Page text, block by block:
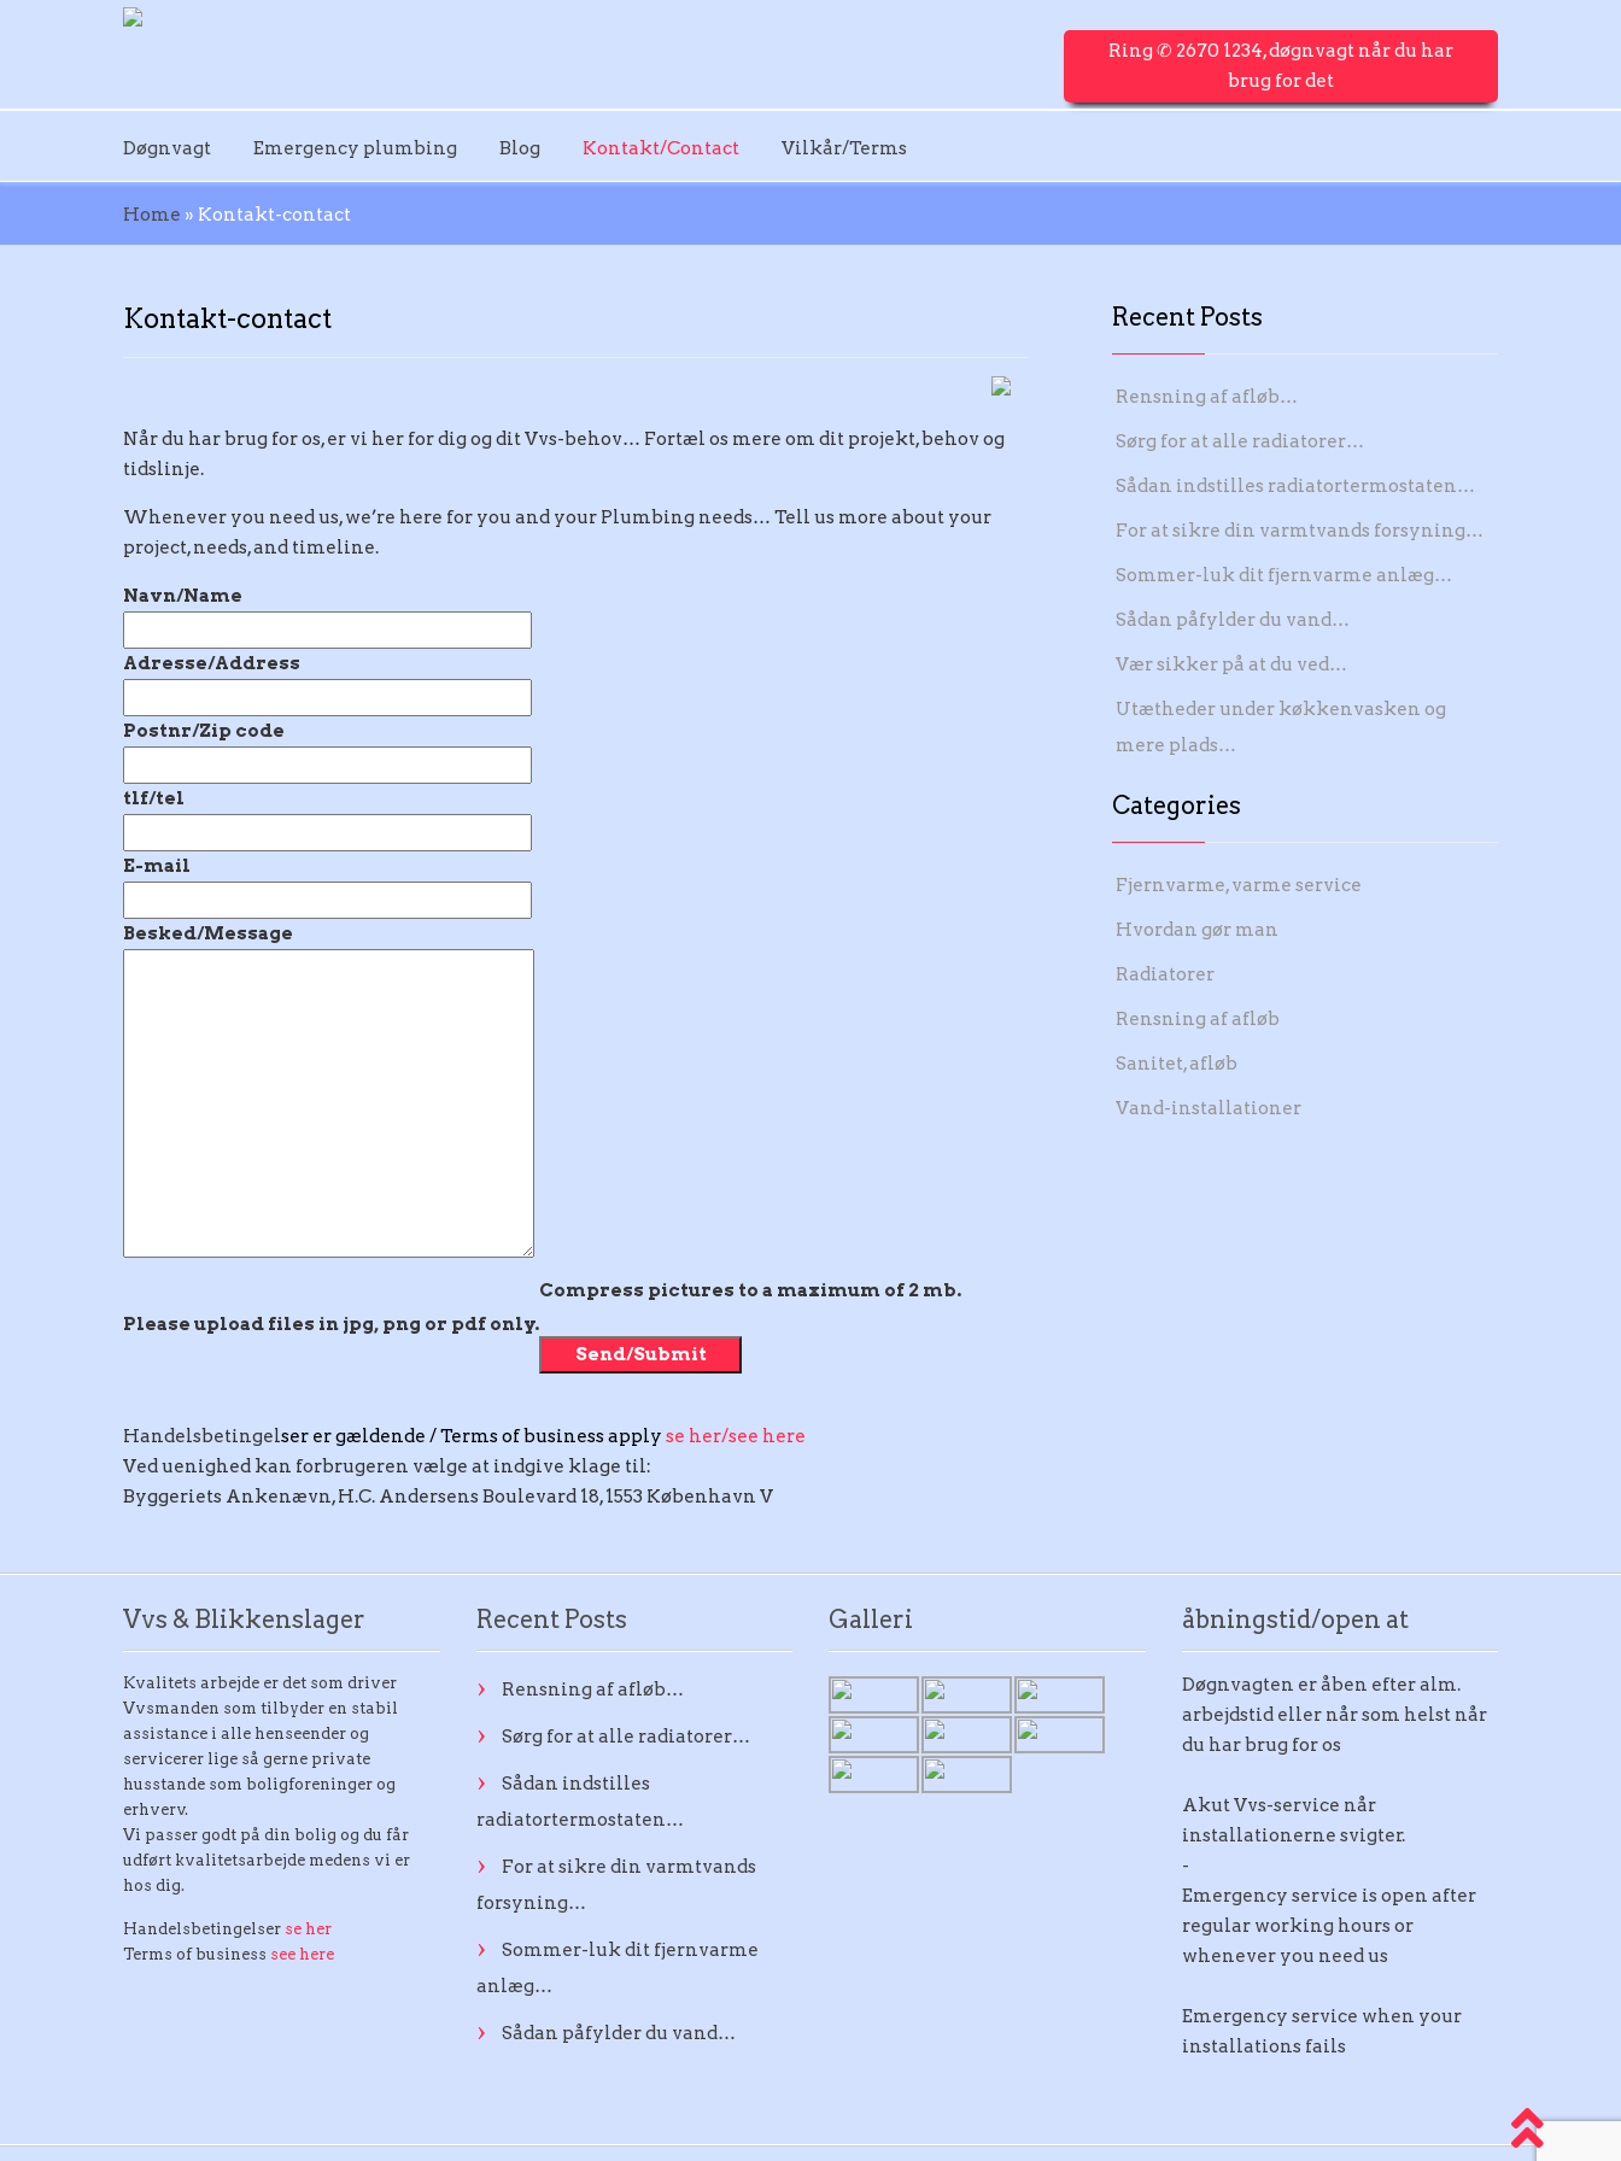
Ring ✆ 2670 1234, døgnvagt når du har
brug for det
Døgnvagt Emergency plumbing Blog Kontakt/Contact Vilkår/Terms
Home » Kontakt-contact
Kontakt-contact
Når du har brug for os, er vi her for dig og dit Vvs-behov… Fortæl os mere om dit projekt, behov og
tidslinje.
Whenever you need us, we’re here for you and your Plumbing needs… Tell us more about your
project, needs, and timeline.
Navn/Name
Adresse/Address
Postnr/Zip code
tlf/tel
E-mail
Besked/Message
Please upload files in jpg, png or pdf only.
Compress pictures to a maximum of 2 mb.
Handelsbetingelser er gældende /Terms of business apply se her/see here
Ved uenighed kan forbrugeren vælge at indgive klage til:
Byggeriets Ankenævn, H.C. Andersens Boulevard 18, 1553 København V
Recent Posts
Rensning af afløb…
Sørg for at alle radiatorer…
Sådan indstilles radiatortermostaten…
For at sikre din varmtvands forsyning…
Sommer-luk dit fjernvarme anlæg…
Sådan påfylder du vand…
Vær sikker på at du ved…
Utætheder under køkkenvasken og
mere plads…
Categories
Fjernvarme, varme service
Hvordan gør man
Radiatorer
Rensning af afløb
Sanitet, afløb
Vand-installationer
Vvs & Blikkenslager
Kvalitets arbejde er det som driver
Vvsmanden som tilbyder en stabil
assistance i alle henseender og
servicerer lige så gerne private
husstande som boligforeninger og
erhverv.
Vi passer godt på din bolig og du får
udført kvalitetsarbejde medens vi er
hos dig.
Handelsbetingelser se her
Terms of business see here
Recent Posts
Rensning af afløb…
Sørg for at alle radiatorer…
Sådan indstilles
radiatortermostaten…
For at sikre din varmtvands
forsyning…
Sommer-luk dit fjernvarme
anlæg…
Sådan påfylder du vand…
Galleri åbningstid/open at
Døgnvagten er åben efter alm.
arbejdstid eller når som helst når
du har brug for os
Akut Vvs-service når
installationerne svigter.
-
Emergency service is open after
regular working hours or
whenever you need us
Emergency service when your
installations fails